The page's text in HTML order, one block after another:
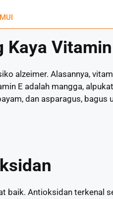
Kaya
alzeimer. Alasannya,
E adalah mangga,
dan asparagus,
baik. Antioksidan terkenal